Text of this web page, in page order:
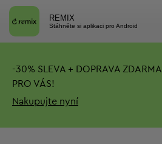
REMIX
Stáhněte si aplikaci pro Android
-30% SLEVA + DOPRAVA ZDARMA
PRO VÁS!
Nakupujte nyní